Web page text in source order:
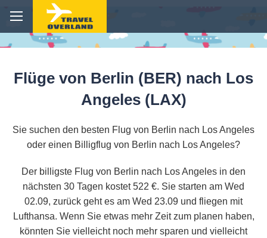
Flüge von Berlin (BER) nach Los
Angeles (LAX)
Sie suchen den besten Flug von Berlin nach Los Angeles
oder einen Billigflug von Berlin nach Los Angeles?
Der billigste Flug von Berlin nach Los Angeles in den
nächsten 30 Tagen kostet 522 €. Sie starten am Wed
02.09, zurück geht es am Wed 23.09 und fliegen mit
Lufthansa. Wenn Sie etwas mehr Zeit zum planen haben,
könnten Sie vielleicht noch mehr sparen und vielleicht